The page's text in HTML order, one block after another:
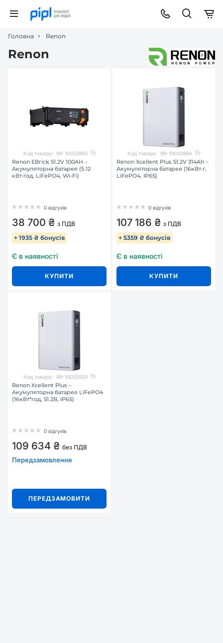
Головна Renon
Renon
Код товару: 99-10032863
Renon EBrick 51.2V 100AH –
Акумуляторна батарея (5.12
кВт·год, LiFePO4, Wi-Fi)
0 відгуків
38 700 ₴ з ПДВ
+ 1935 ₴ бонусів
Є в наявності
КУПИТИ
Код товару: 99-10032864
Renon Xcellent Plus 51.2V 314Ah –
Акумуляторна батарея (16кВт·г,
LiFePO4, IP65)
0 відгуків
107 186 ₴ з ПДВ
+ 5359 ₴ бонусів
Є в наявності
КУПИТИ
Код товару: 99-10033929
Renon Xcellent Plus –
Акумуляторна батарея LiFePO4
(16кВт*год, 51.2В, IP65)
0 відгуків
109 634 ₴ без ПДВ
Передзамовлення
ПЕРЕДЗАМОВИТИ